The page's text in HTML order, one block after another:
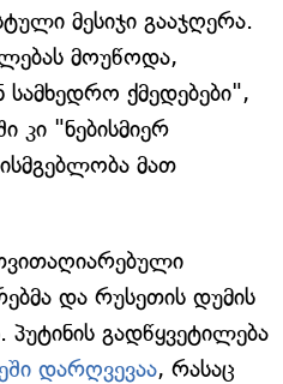
მესიჯი გააჯღერა.
მოუწოდა,
ქმედებები",
კი "ნებისმიერ
მათ
და რუსეთის დუმის
პუტინის გადწყვეტილება
დარღვევაა, რასაც